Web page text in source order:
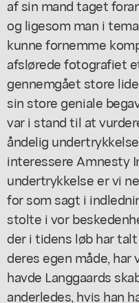
af sin mand taget
og ligesom man i
kunne fornemme
afslørede fotografiet
gennemgået store
sin store geniale
var i stand til at
åndelig
interessere Amnesty
undertrykkelse er vi
for som sagt i
stolte i vor
der i tidens løb har
deres egen måde,
havde Langgaards
anderledes, hvis han